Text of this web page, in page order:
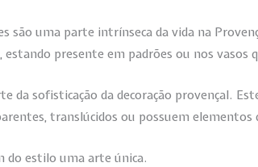
são uma parte intrínseca da vida na
presente em padrões ou nos vasos
da sofisticação da decoração provençal.
translúcidos ou possuem elementos
do estilo uma arte única.